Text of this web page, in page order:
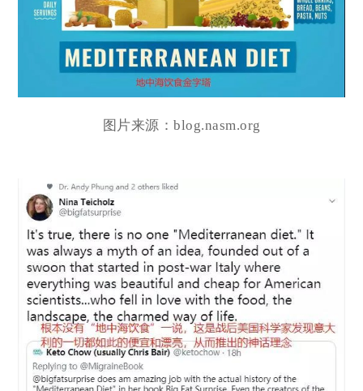
图片来源：blog.nasm.org